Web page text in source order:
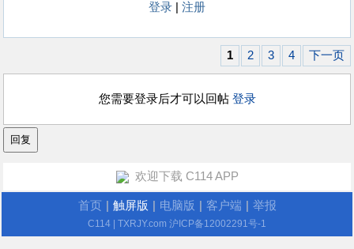
登录
注册
1 2 3 4 下一页
您需要登录后才可以回帖 登录
欢迎下载 C114 APP
首页 触屏版 电脑版 客户端 举报
C114 | TXRJY.com 沪ICP备12002291号-1